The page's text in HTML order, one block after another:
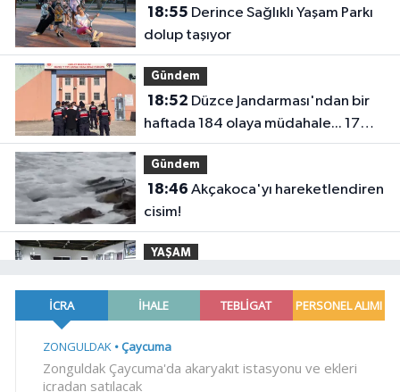
18:55
dolup taşıyor
Gündem
18:52
haftada 184 olaya müdahale... 17
aranan kişi yakalandı
Gündem
18:46
cisim!
YAŞAM
çalışmaları yerinde incelendi
18:40İLÇEYİ HAREKETLENDİREN